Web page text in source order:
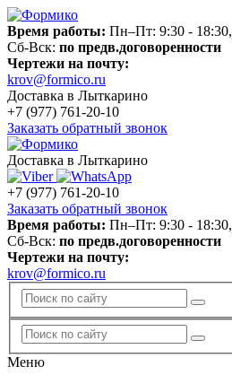
Время работы: Пн–Пт: 9:30 - 18:30,
Сб-Вск: по предв.договоренности
Чертежи на почту:
krov@formico.ru
Доставка в Лыткарино
+7 (977) 761-20-10
Заказать обратный звонок
Доставка в Лыткарино
+7 (977) 761-20-10
Заказать обратный звонок
Время работы: Пн–Пт: 9:30 - 18:30,
Сб-Вск: по предв.договоренности
Чертежи на почту:
krov@formico.ru
Меню